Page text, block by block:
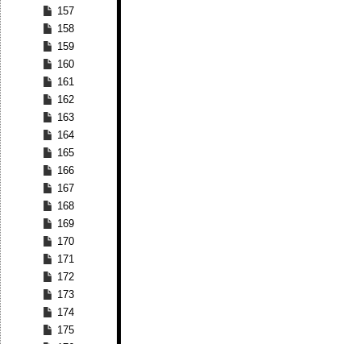
157
158
159
160
161
162
163
164
165
166
167
168
169
170
171
172
173
174
175